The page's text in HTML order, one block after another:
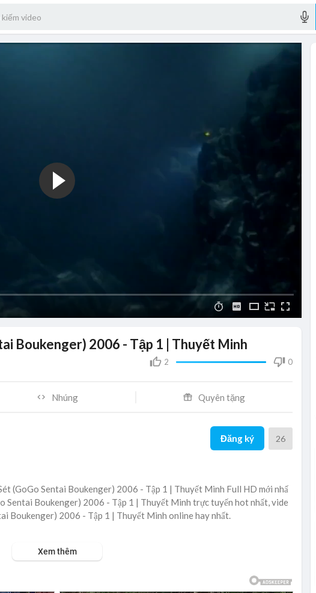
Boukenger) 2006 - Tập 1 | Thuyết Minh
2 0
Nhúng Quyên tặng
Đăng ký 26
(GoGo Sentai Boukenger) 2006 - Tập 1 | Thuyết Minh Full HD mới nhấ
Sentai Boukenger) 2006 - Tập 1 | Thuyết Minh trực tuyến hot nhất, vide
Boukenger) 2006 - Tập 1 | Thuyết Minh online hay nhất.
Xem thêm